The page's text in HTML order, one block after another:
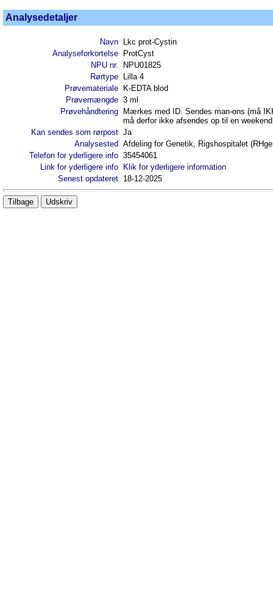
Analysedetaljer
Navn
Lkc prot-Cystin
Analyseforkortelse
ProtCyst
NPU nr.
NPU01825
Rørtype
Lilla 4
Prøvemateriale
K-EDTA blod
Prøvemængde 3 ml
Prøvehåndtering
Mærkes med ID. Sendes man-ons (må
må derfor ikke afsendes op til en
Kan sendes som rørpost Ja
Analysested Afdeling for Genetik, Rigshospitalet
Telefon for yderligere info 35454061
Link for yderligere info
Klik for yderligere information
Senest opdateret 18-12-2025